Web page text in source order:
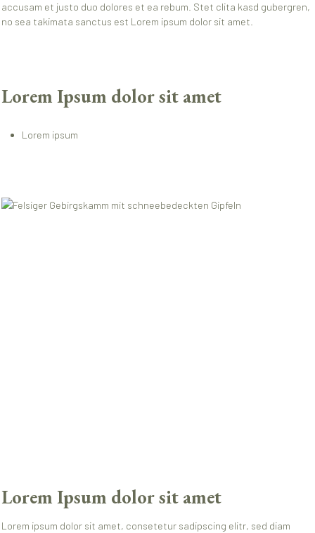
accusam et justo duo dolores et ea rebum. Stet clita kasd gubergren,
no sea takimata sanctus est Lorem ipsum dolor sit amet.
Lorem Ipsum dolor sit amet
Lorem ipsum
Lorem Ipsum dolor sit amet
Lorem ipsum dolor sit amet, consetetur sadipscing elitr, sed diam